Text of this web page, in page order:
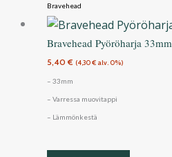
Bravehead
Bravehead Pyöröharja 33mm
5,40€ (4,30€ alv. 0%)
– 33mm
– Varressa muovitappi
– Lämmönkestä